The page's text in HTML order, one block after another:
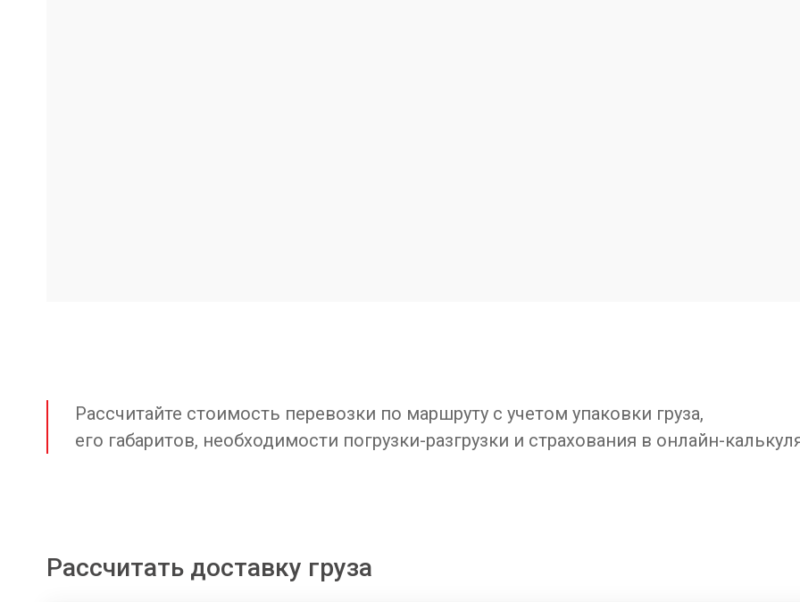
Рассчитайте стоимость перевозки по маршруту с учетом упаковки груза,
его габаритов, необходимости погрузки-разгрузки и страхования в онлайн-
Рассчитать доставку груза